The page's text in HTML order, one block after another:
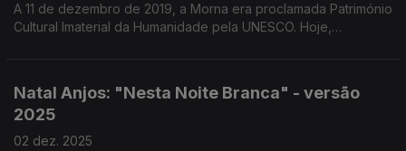
A 11 de dezembro de 2019, a Morna era proclamada Património
Cultural Imaterial da Humanidade pela UNESCO. Hoje,
Natal Anjos: "Nesta Noite Branca" - versão
2025
02 dez. 2025